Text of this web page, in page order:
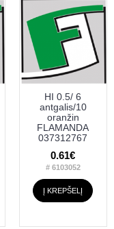
HI 0.5/ 6
antgalis/10
oranžin
FLAMANDA
037312767
0.61€
# 6103052
Į KREPŠELĮ